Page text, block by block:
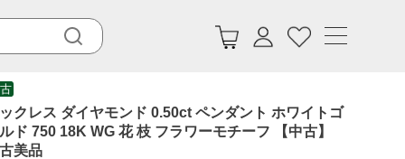
クレス ダイヤモンド 0.50ct ペンダント ホワイトゴ
ド 750 18K WG 花 枝 フラワーモチーフ 【中古】
美品